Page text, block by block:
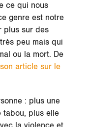
ce qui nous
genre est notre
plus sur des
peu mais qui
ou la mort. De
son article sur le
: plus une
tabou, plus elle